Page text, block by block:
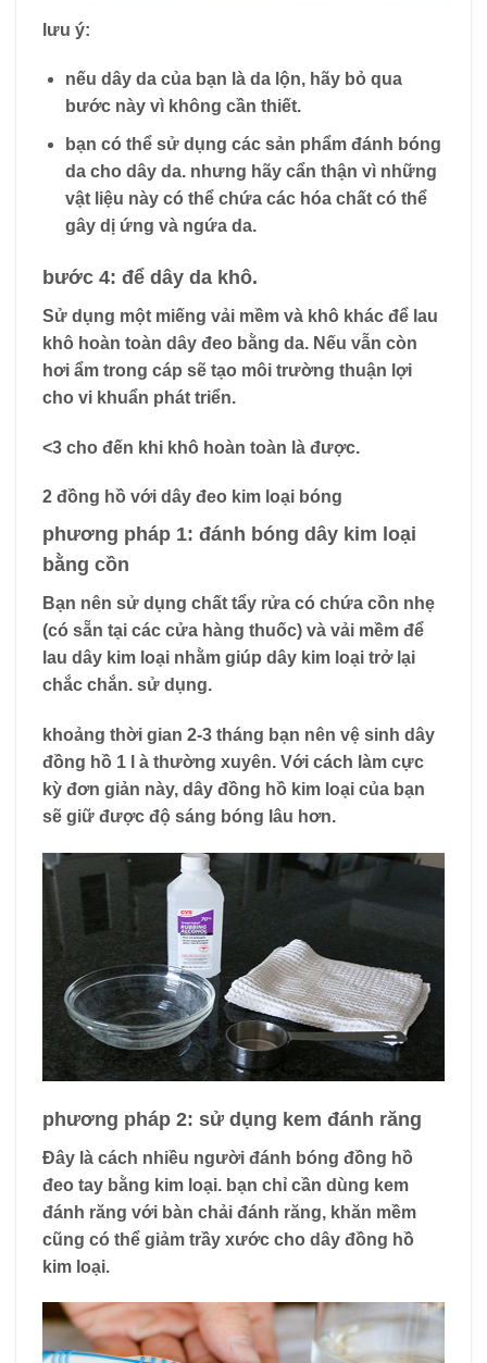
lưu ý:
nếu dây da của bạn là da lộn, hãy bỏ qua
bước này vì không cần thiết.
bạn có thể sử dụng các sản phẩm đánh bóng
da cho dây da. nhưng hãy cẩn thận vì những
vật liệu này có thể chứa các hóa chất có thể
gây dị ứng và ngứa da.
bước 4: để dây da khô.
Sử dụng một miếng vải mềm và khô khác để lau
khô hoàn toàn dây đeo bằng da. Nếu vẫn còn
hơi ẩm trong cáp sẽ tạo môi trường thuận lợi
cho vi khuẩn phát triển.
<3 cho đến khi khô hoàn toàn là được.
2 đồng hồ với dây đeo kim loại bóng
phương pháp 1: đánh bóng dây kim loại
bằng cồn
Bạn nên sử dụng chất tẩy rửa có chứa cồn nhẹ
(có sẵn tại các cửa hàng thuốc) và vải mềm để
lau dây kim loại nhằm giúp dây kim loại trở lại
chắc chắn. sử dụng.
khoảng thời gian 2-3 tháng bạn nên vệ sinh dây
đồng hồ 1 l à thường xuyên. Với cách làm cực
kỳ đơn giản này, dây đồng hồ kim loại của bạn
sẽ giữ được độ sáng bóng lâu hơn.
phương pháp 2: sử dụng kem đánh răng
Đây là cách nhiều người đánh bóng đồng hồ
đeo tay bằng kim loại. bạn chỉ cần dùng kem
đánh răng với bàn chải đánh răng, khăn mềm
cũng có thể giảm trầy xước cho dây đồng hồ
kim loại.